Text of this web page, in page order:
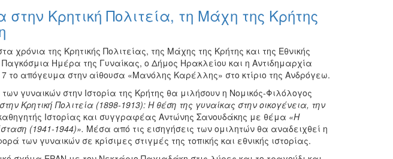
Κρητική Πολιτεία, τη Μάχη της Κρήτης
χρόνια της Κρητικής Πολιτείας, της Μάχης της Κρήτης και της Εθνικής
Ημέρα της Γυναίκας, ο Δήμος Ηρακλείου και η Αντιδημαρχία
το απόγευμα στην αίθουσα «Μανόλης Καρέλλης» στο κτίριο της Ανδρόγεω.
γυναικών στην Ιστορία της Κρήτης θα μιλήσουν η Νομικός-Φιλόλογος
Κρητική Πολιτεία (1898-1913): Η θέση της γυναίκας στην οικογένεια, την
Ιστορίας και συγγραφέας Αντώνης Σανουδάκης με θέμα «Η
(1941-1944)». Μέσα από τις εισηγήσεις των ομιλητών θα αναδειχθεί η
των γυναικών σε κρίσιμες στιγμές της τοπικής και εθνικής ιστορίας.